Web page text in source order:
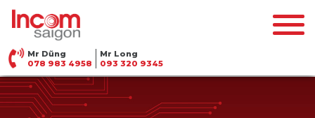
Mr Dũng
078 983 4958
Mr Long
093 320 9345